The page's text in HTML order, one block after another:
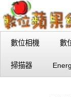
數位相機 數
掃描器